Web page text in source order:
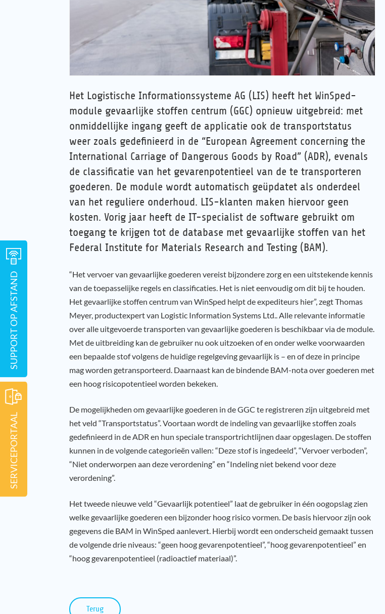
Het Logistische Informationssysteme AG (LIS) heeft het WinSped-
module gevaarlijke stoffen centrum (GGC) opnieuw uitgebreid: met
onmiddellijke ingang geeft de applicatie ook de transportstatus
weer zoals gedefinieerd in de “European Agreement concerning the
International Carriage of Dangerous Goods by Road” (ADR), evenals
de classificatie van het gevarenpotentieel van de te transporteren
goederen. De module wordt automatisch geüpdatet als onderdeel
van het reguliere onderhoud. LIS-klanten maken hiervoor geen
kosten. Vorig jaar heeft de IT-specialist de software gebruikt om
toegang te krijgen tot de database met gevaarlijke stoffen van het
Federal Institute for Materials Research and Testing (BAM).
“Het vervoer van gevaarlijke goederen vereist bijzondere zorg en een uitstekende kennis
van de toepasselijke regels en classificaties. Het is niet eenvoudig om dit bij te houden.
Het gevaarlijke stoffen centrum van WinSped helpt de expediteurs hier”, zegt Thomas
Meyer, productexpert van Logistic Information Systems Ltd.. Alle relevante informatie
over alle uitgevoerde transporten van gevaarlijke goederen is beschikbaar via de module.
Met de uitbreiding kan de gebruiker nu ook uitzoeken of en onder welke voorwaarden
een bepaalde stof volgens de huidige regelgeving gevaarlijk is – en of deze in principe
mag worden getransporteerd. Daarnaast kan de bindende BAM-nota over goederen met
een hoog risicopotentieel worden bekeken.
De mogelijkheden om gevaarlijke goederen in de GGC te registreren zijn uitgebreid met
het veld “Transportstatus”. Voortaan wordt de indeling van gevaarlijke stoffen zoals
gedefinieerd in de ADR en hun speciale transportrichtlijnen daar opgeslagen. De stoffen
kunnen in de volgende categorieën vallen: “Deze stof is ingedeeld”, “Vervoer verboden”,
“Niet onderworpen aan deze verordening” en “Indeling niet bekend voor deze
verordening”.
Het tweede nieuwe veld “Gevaarlijk potentieel” laat de gebruiker in één oogopslag zien
welke gevaarlijke goederen een bijzonder hoog risico vormen. De basis hiervoor zijn ook
gegevens die BAM in WinSped aanlevert. Hierbij wordt een onderscheid gemaakt tussen
de volgende drie niveaus: “geen hoog gevarenpotentieel”, “hoog gevarenpotentieel” en
“hoog gevarenpotentieel (radioactief materiaal)”.
Terug
SERVICEPORTAAL
SUPPORT OP AFSTAND